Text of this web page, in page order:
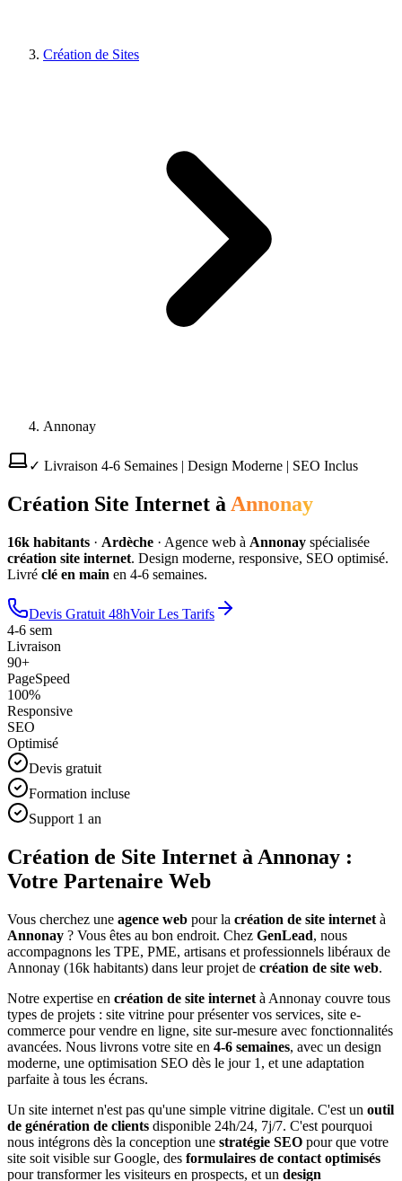
Création de Sites
Annonay
✓ Livraison 4-6 Semaines | Design Moderne | SEO Inclus
Création Site Internet à Annonay
16k habitants · Ardèche · Agence web à Annonay spécialisée
création site internet. Design moderne, responsive, SEO optimisé.
Livré clé en main en 4-6 semaines.
Devis Gratuit 48hVoir Les Tarifs
4-6 sem
Livraison
90+
PageSpeed
100%
Responsive
SEO
Optimisé
Devis gratuit
Formation incluse
Support 1 an
Création de Site Internet à Annonay :
Votre Partenaire Web
Vous cherchez une agence web pour la création de site internet à
Annonay ? Vous êtes au bon endroit. Chez GenLead, nous
accompagnons les TPE, PME, artisans et professionnels libéraux de
Annonay (16k habitants) dans leur projet de création de site web.
Notre expertise en création de site internet à Annonay couvre tous
types de projets : site vitrine pour présenter vos services, site e-
commerce pour vendre en ligne, site sur-mesure avec fonctionnalités
avancées. Nous livrons votre site en 4-6 semaines, avec un design
moderne, une optimisation SEO dès le jour 1, et une adaptation
parfaite à tous les écrans.
Un site internet n'est pas qu'une simple vitrine digitale. C'est un outil
de génération de clients disponible 24h/24, 7j/7. C'est pourquoi
nous intégrons dès la conception une stratégie SEO pour que votre
site soit visible sur Google, des formulaires de contact optimisés
pour transformer les visiteurs en prospects, et un design